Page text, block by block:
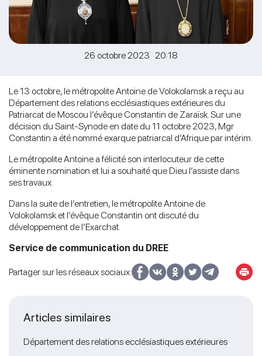
26 octobre 2023 20:18
Le 13 octobre, le métropolite Antoine de Volokolamsk a reçu au
Département des relations ecclésiastiques extérieures du
Patriarcat de Moscou l’évêque Constantin de Zaraïsk. Sur une
décision du Saint-Synode en date du 11 octobre 2023, Mgr
Constantin a été nommé exarque patriarcal d’Afrique par intérim.
Le métropolite Antoine a félicité son interlocuteur de cette
éminente nomination et lui a souhaité que Dieu l’assiste dans
ses travaux.
Dans la suite de l’entretien, le métropolite Antoine de
Volokolamsk et l’évêque Constantin ont discuté du
développement de l’Exarchat.
Service de communication du DREE
Partager sur les réseaux sociaux:
Articles similaires
Département des relations ecclésiastiques extérieures